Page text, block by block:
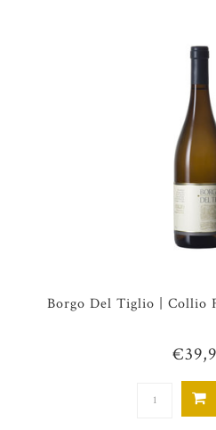
Borgo Del Tiglio | Collio